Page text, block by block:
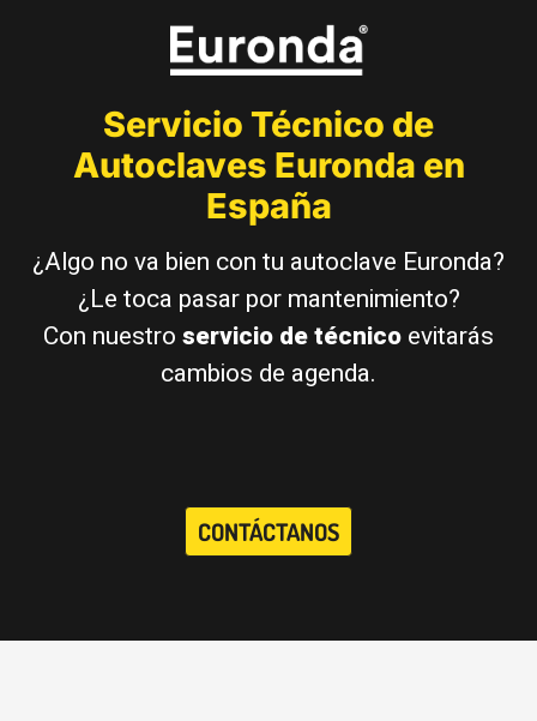
Servicio Técnico de
Autoclaves Euronda en
España
¿Algo no va bien con tu autoclave Euronda?
¿Le toca pasar por mantenimiento?
Con nuestroservicio de técnicoevitarás
cambios de agenda.
CONTÁCTANOS